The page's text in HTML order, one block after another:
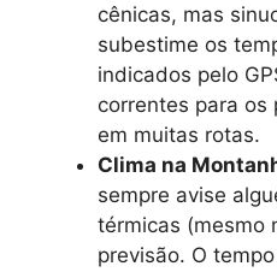
cênicas, mas
subestime os
indicados pelo
correntes para os
em muitas rotas.
Clima na
sempre avise
térmicas (mesmo
previsão. O